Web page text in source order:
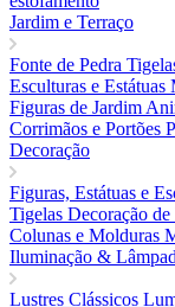
Jardim e Terraço
Fonte de Pedra
Esculturas e Estátuas
Figuras de Jardim
Corrimãos e Portões
Decoração
Figuras, Estátuas e
Tigelas Decoração de
Colunas e Molduras
Iluminação &
Lustres Clássicos